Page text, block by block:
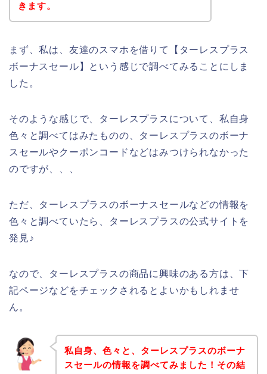
きます。
まず、私は、友達のスマホを借りて【ターレスプラス
ボーナスセール】という感じで調べてみることにしま
した。
そのような感じで、ターレスプラスについて、私自身
色々と調べてはみたものの、ターレスプラスのボーナ
スセールやクーポンコードなどはみつけられなかった
のですが、、、
ただ、ターレスプラスのボーナスセールなどの情報を
色々と調べていたら、ターレスプラスの公式サイトを
発見♪
なので、ターレスプラスの商品に興味のある方は、下
記ページなどをチェックされるとよいかもしれませ
ん。
私自身、色々と、ターレスプラスのボーナ
スセールの情報を調べてみました！その結